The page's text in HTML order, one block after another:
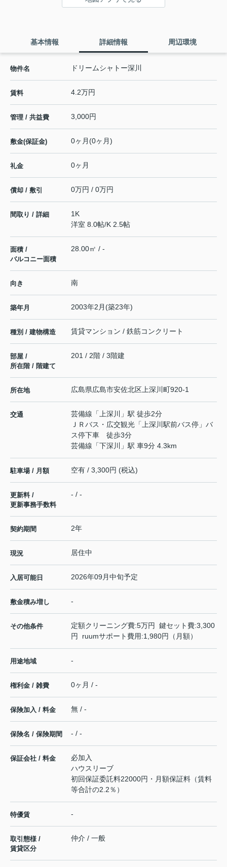
基本情報 詳細情報 周辺環境
物件名 ドリームシャトー深川
賃料 4.2万円
管理 / 共益費 3,000円
敷金(保証金) 0ヶ月(0ヶ月)
礼金 0ヶ月
償却 / 敷引 0万円 / 0万円
間取り / 詳細
1K
洋室 8.0帖/K 2.5帖
面積 /
バルコニー面積
28.00㎡ / -
向き 南
築年月 2003年2月(築23年)
種別 / 建物構造 賃貸マンション / 鉄筋コンクリート
部屋 /
所在階 / 階建て
201 / 2階 / 3階建
所在地 広島県広島市安佐北区 上深川町920-1
交通 芸備線 「 上深川
」駅 徒歩2分
ＪＲバス・広交観光「上深川駅前バス停」バ
ス停下車 徒歩3分
芸備線 「下深川 」駅 車9分 4.3km
駐車場 / 月額 空有 / 3,300円 (税込)
更新料 /
更新事務手数料
- / -
契約期間 2年
現況 居住中
入居可能日 2026年09月中旬予定
敷金積み増し -
その他条件
定額クリーニング費:5万円 鍵セット費:3,300
円 ruumサポート費用:1,980円（月額）
用途地域 -
権利金 / 雑費 0ヶ月 / -
保険加入 / 料金 無 / -
保険名 / 保険期間 - / -
保証会社 / 料金
必加入
ハウスリーブ
初回保証委託料22000円・月額保証料（賃料
等合計の2.2％）
特優賃 -
取引態様 /
賃貸区分
仲介 / 一般